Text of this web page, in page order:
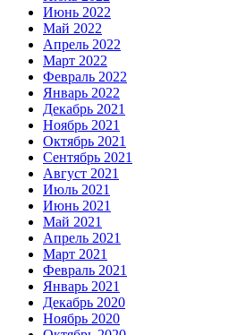
Июнь 2022
Май 2022
Апрель 2022
Март 2022
Февраль 2022
Январь 2022
Декабрь 2021
Ноябрь 2021
Октябрь 2021
Сентябрь 2021
Август 2021
Июль 2021
Июнь 2021
Май 2021
Апрель 2021
Март 2021
Февраль 2021
Январь 2021
Декабрь 2020
Ноябрь 2020